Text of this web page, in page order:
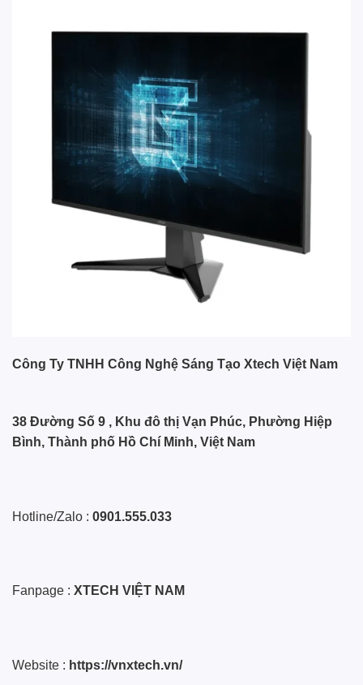
Công Ty TNHH Công Nghệ Sáng Tạo Xtech Việt Nam
38 Đường Số 9 , Khu đô thị Vạn Phúc, Phường Hiệp
Bình, Thành phố Hồ Chí Minh, Việt Nam
Hotline/Zalo : 0901.555.033
Fanpage : XTECH VIỆT NAM
Website : https://vnxtech.vn/